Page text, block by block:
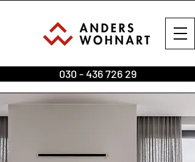
030 - 436 726 29